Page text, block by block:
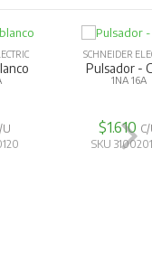
U
SCHNEIDER
Pulsador -
1NA 16A
$1.610
SKU